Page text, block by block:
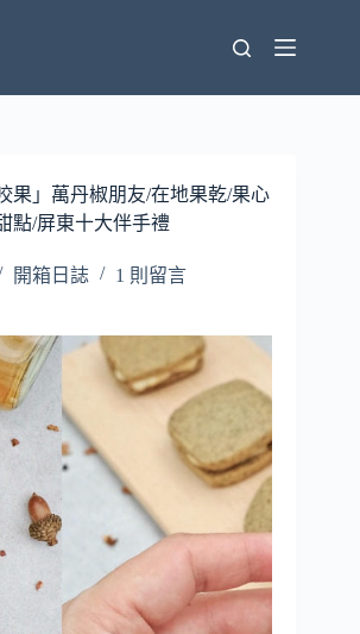
果」萬丹椒朋友/在地果乾/果心
點/屏東十大伴手禮
開箱日誌 1 則留言